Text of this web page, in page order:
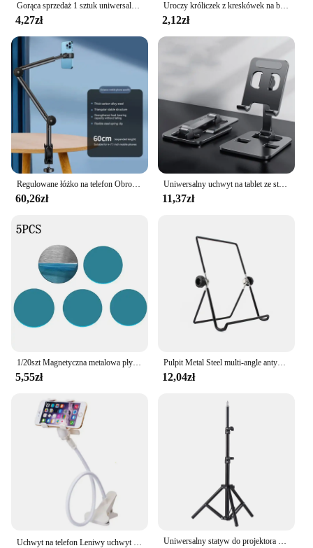
Gorąca sprzedaż 1 sztuk uniwersalny wspornik lampy błyskowej stóp uchwyt stojak dostaw dla akcesoria do aparatu 2022 nowy A0z9
4,27zł
Uroczy króliczek z kreskówek na biurko Uchwyt na telefon komórkowy Stojak na smartfon Uchwyt na tablet Regulowany teleskopowy wspornik podnoszący dla leniwych
2,12zł
Regulowane łóżko na telefon Obrotowy o 360 stopni uchwyt dla leniwych Uchwyt z długim ramieniem Stojak na telefon o przekątnej 4 ~ 12,9 cala Boczny uchwyt na telefon
60,26zł
Uniwersalny uchwyt na tablet ze stopu aluminium do iPada Regulowany, elastyczny, składany, leniwy, stacjonarny uchwyt na telefon komórkowy na żywo
11,37zł
1/20szt Magnetyczna metalowa płytka do magnetycznego uchwytu samochodowego na telefon Uniwersalny stojak na naklejki z blachy żelaznej Uchwyt magnetyczny na telefon komórkowy
5,55zł
Pulpit Metal Steel multi-angle antypoślizgowy przenośny składany regulowany stojak uchwyt na IPad 2 3 4 Air Mini Tablet stojak uchwyt
12,04zł
Uchwyt na telefon Leniwy uchwyt na telefon komórkowy Uniwersalny uchwyt na wszystkie telefony Elastyczne długie ramię 360° ℃ Zmiana regulowanej długości Uniwersalny statyw do projektora Rozciągliwy uchwyt do projektora Przenośny uchwyt ze stopu aluminium Regulowana wysokość do projektu LCD